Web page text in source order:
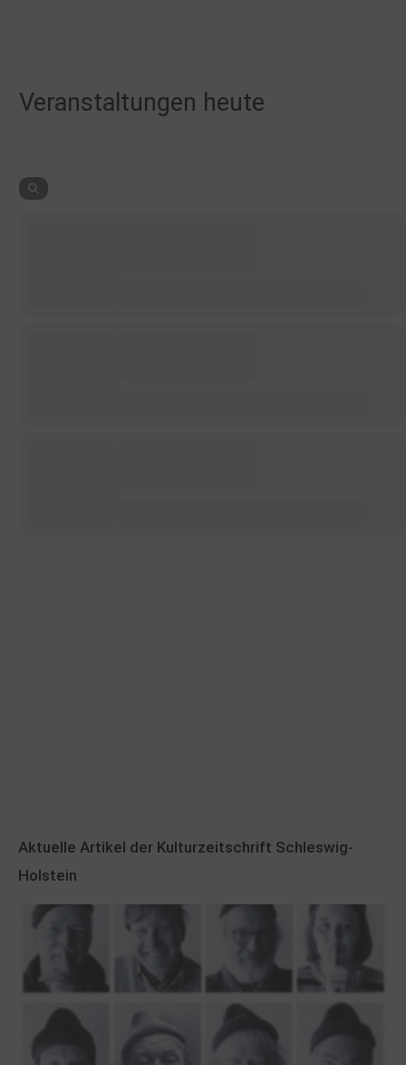
Veranstaltungen heute
Aktuelle Artikel der Kulturzeitschrift Schleswig-
Holstein